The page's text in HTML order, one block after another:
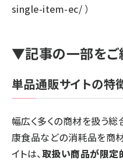
single-item-ec/ ）
▼記事の一部を
単品通販サイトの特
幅広く多くの商材を扱う
康食品などの消耗品を商
イトは、取扱い商品が限定